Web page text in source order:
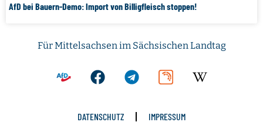
AfD bei Bauern-Demo: Import von Billigfleisch stoppen!
Für Mittelsachsen im Sächsischen Landtag
DATENSCHUTZ IMPRESSUM